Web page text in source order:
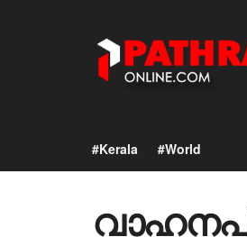
#Kerala #World